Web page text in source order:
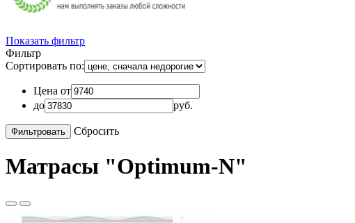
Показать фильтр
Фильтр
Сортировать по:
Цена от
до
руб.
Сбросить
Матрасы "Optimum-N"